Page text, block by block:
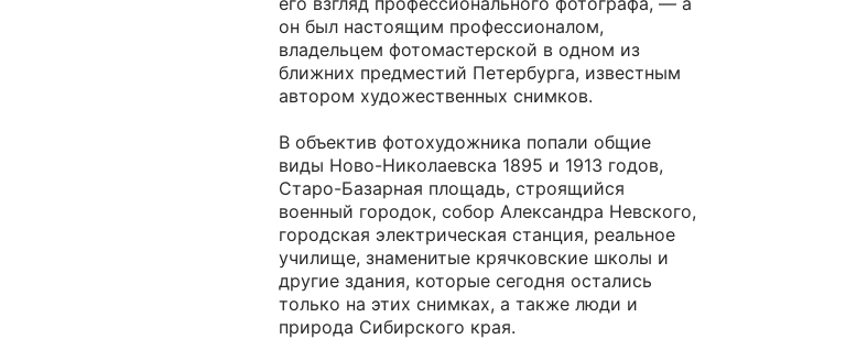
он был настоящим профессионалом,
владельцем фотомастерской в одном из
ближних предместий Петербурга, известным
автором художественных снимков.
В объектив фотохудожника попали общие
виды Ново-Николаевска 1895 и 1913 годов,
Старо-Базарная площадь, строящийся
военный городок, собор Александра Невского,
городская электрическая станция, реальное
училище, знаменитые крячковские школы и
другие здания, которые сегодня остались
только на этих снимках, а также люди и
природа Сибирского края.